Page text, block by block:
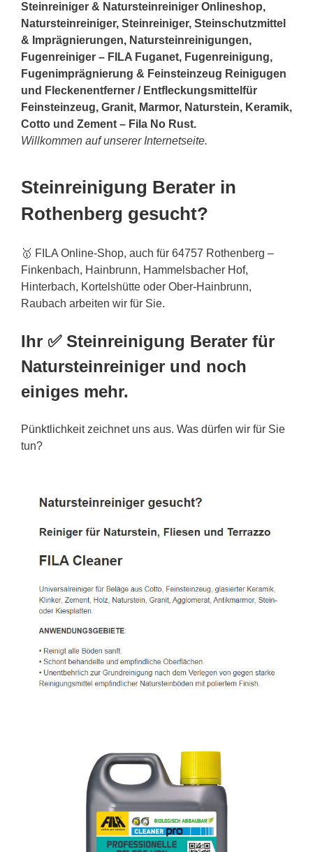
Steinreiniger & Natursteinreiniger Onlineshop,
Natursteinreiniger, Steinreiniger, Steinschutzmittel
& Imprägnierungen, Natursteinreinigungen,
Fugenreiniger – FILA Fuganet, Fugenreinigung,
Fugenimprägnierung & Feinsteinzeug Reinigugen
und Fleckenentferner / Entfleckungsmittelfür
Feinsteinzeug, Granit, Marmor, Naturstein, Keramik,
Cotto und Zement – Fila No Rust.
Willkommen auf unserer Internetseite.
Steinreinigung Berater in
Rothenberg gesucht?
🥇 FILA Online-Shop, auch für 64757 Rothenberg –
Finkenbach, Hainbrunn, Hammelsbacher Hof,
Hinterbach, Kortelshütte oder Ober-Hainbrunn,
Raubach arbeiten wir für Sie.
Ihr ✅ Steinreinigung Berater für
Natursteinreiniger und noch
einiges mehr.
Pünktlichkeit zeichnet uns aus. Was dürfen wir für Sie
tun?